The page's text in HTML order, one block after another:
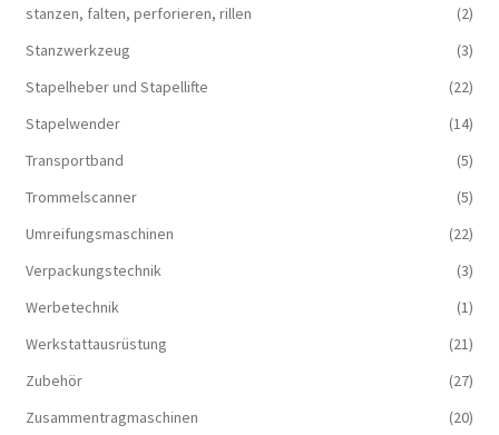
stanzen, falten, perforieren, rillen
(2)
Stanzwerkzeug
(3)
Stapelheber und Stapellifte
(22)
Stapelwender
(14)
Transportband
(5)
Trommelscanner
(5)
Umreifungsmaschinen
(22)
Verpackungstechnik
(3)
Werbetechnik
(1)
Werkstattausrüstung
(21)
Zubehör
(27)
Zusammentragmaschinen
(20)